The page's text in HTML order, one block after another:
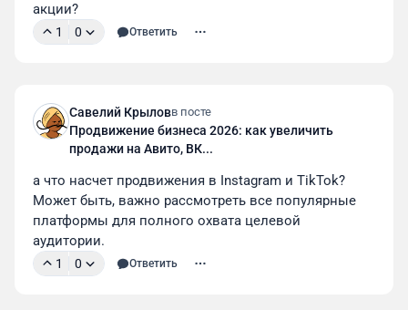
акции?
1 0 Ответить
Савелий Крыловв посте
Продвижение бизнеса 2026: как увеличить
продажи на Авито, ВК...
а что насчет продвижения в Instagram и TikTok?
Может быть, важно рассмотреть все популярные
платформы для полного охвата целевой
аудитории.
1 0 Ответить